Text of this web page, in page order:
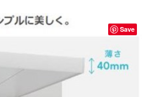
Save